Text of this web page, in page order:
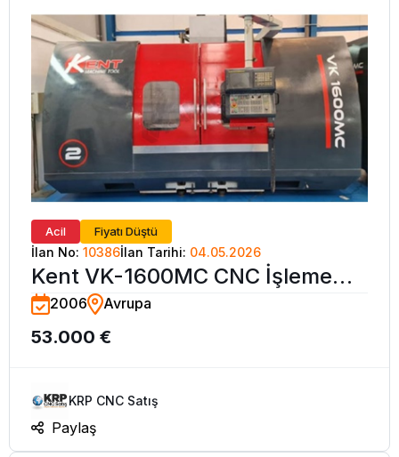
Acil Fiyatı Düştü
İlan No: 10386İlan Tarihi: 04.05.2026
Kent VK-1600MC CNC İşleme
Merkezi
2006 Avrupa
53.000 €
KRP CNC Satış
Paylaş